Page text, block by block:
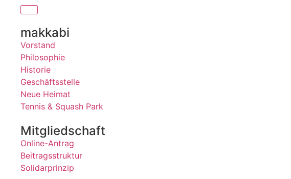
makkabi
Vorstand
Philosophie
Historie
Geschäftsstelle
Neue Heimat
Tennis & Squash Park
Mitgliedschaft
Online-Antrag
Beitragsstruktur
Solidarprinzip